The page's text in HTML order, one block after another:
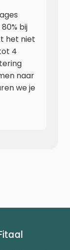
bij
het niet
4
naar
we je